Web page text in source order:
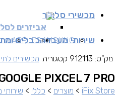
אביזרים
מכשירי סלולר
SAMSUNG
APPLE שירותי מעבדהכבלים
iFix Store
> מוצרים > כללי >
PIXCEL 7 PRO
מק"ט: 912113 קטגוריה: מכשירים